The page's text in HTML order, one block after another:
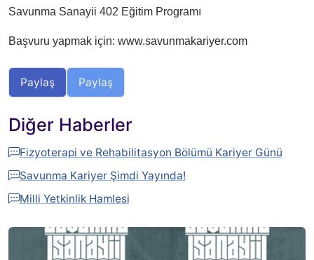
Savunma Sanayii 402 Eğitim Programı
Başvuru yapmak için: www.savunmakariyer.com
Paylaş Paylaş
Diğer Haberler
Fizyoterapi ve Rehabilitasyon Bölümü Kariyer Günü
Savunma Kariyer Şimdi Yayında!
Milli Yetkinlik Hamlesi